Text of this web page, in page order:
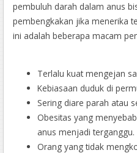
pembuluh darah dalam anus
pembengkakan jika menerika
ini adalah beberapa macam
Terlalu kuat mengejan
Kebiasaan duduk di
Sering diare parah atau
Obesitas yang
anus menjadi terganggu.
Orang yang tidak